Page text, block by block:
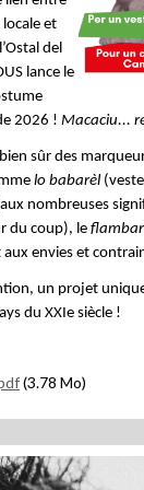
locale et
del
lance le
2026 ! Macaciu...
sûr des
lo babarèl
nombreuses
du coup), le
envies et
un projet
du XXIe siècle !
(3.78 Mo)